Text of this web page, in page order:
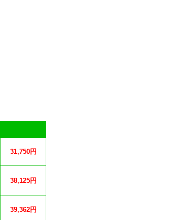
31,750円
38,125円
39,362円